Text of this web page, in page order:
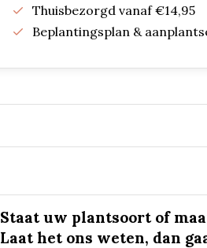
Thuisbezorgd vanaf €14,95
Beplantingsplan &
Staat uw plantsoort of
Laat het ons weten, dan